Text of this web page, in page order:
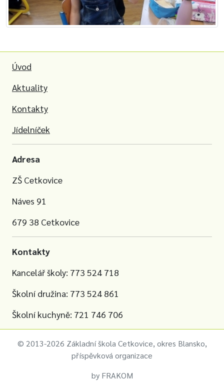
Úvod
Aktuality
Kontakty
Jídelníček
Adresa
ZŠ Cetkovice
Náves 91
679 38 Cetkovice
Kontakty
Kancelář školy: 773 524 718
Školní družina: 773 524 861
Školní kuchyně: 721 746 706
© 2013-2026 Základní škola Cetkovice, okres Blansko,
příspěvková organizace
by FRAKOM